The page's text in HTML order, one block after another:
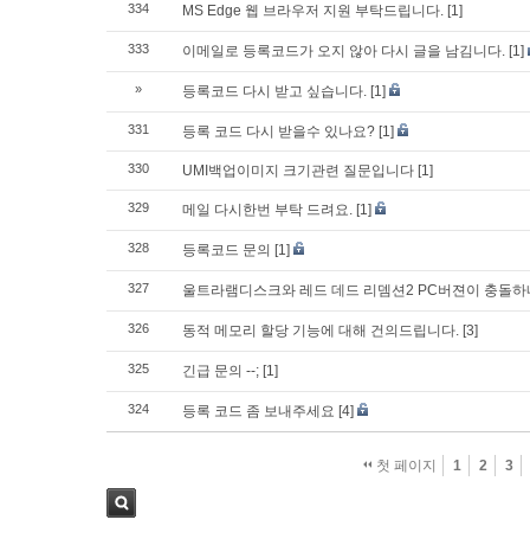
334 MS Edge 웹 브라우저 지원 부탁드립니다. [1]
333 이메일로 등록코드가 오지 않아 다시 글을 남김니다. [1]
» 등록코드 다시 받고 싶습니다. [1]
331 등록 코드 다시 받을수 있나요? [1]
330 UMI백업이미지 크기관련 질문입니다 [1]
329 메일 다시한번 부탁 드려요. [1]
328 등록코드 문의 [1]
327 울트라램디스크와 레드 데드 리뎀션2 PC버젼이 충돌하
326 동적 메모리 할당 기능에 대해 건의드립니다. [3]
325 긴급 문의 --; [1]
324 등록 코드 좀 보내주세요 [4]
첫 페이지 1 2 3